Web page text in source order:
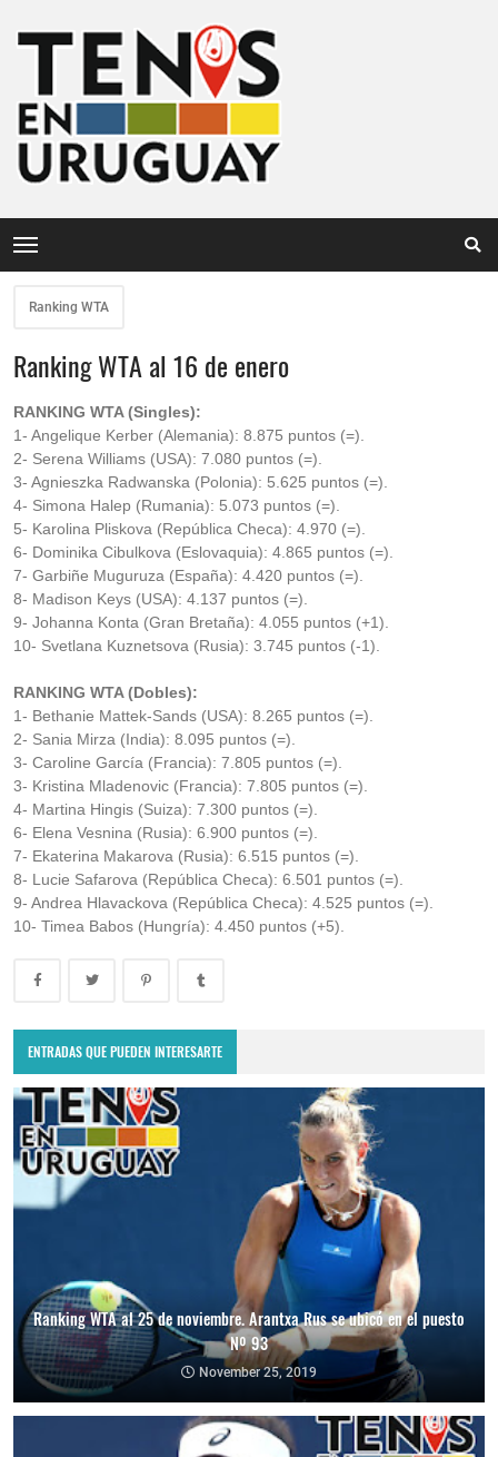
Ranking WTA
Ranking WTA al 16 de enero
RANKING WTA (Singles):
1- Angelique Kerber (Alemania): 8.875 puntos (=).
2- Serena Williams (USA): 7.080 puntos (=).
3- Agnieszka Radwanska (Polonia): 5.625 puntos (=).
4- Simona Halep (Rumania): 5.073 puntos (=).
5- Karolina Pliskova (República Checa): 4.970 (=).
6- Dominika Cibulkova (Eslovaquia): 4.865 puntos (=).
7- Garbiñe Muguruza (España): 4.420 puntos (=).
8- Madison Keys (USA): 4.137 puntos (=).
9- Johanna Konta (Gran Bretaña): 4.055 puntos (+1).
10- Svetlana Kuznetsova (Rusia): 3.745 puntos (-1).
RANKING WTA (Dobles):
1- Bethanie Mattek-Sands (USA): 8.265 puntos (=).
2- Sania Mirza (India): 8.095 puntos (=).
3- Caroline García (Francia): 7.805 puntos (=).
3- Kristina Mladenovic (Francia): 7.805 puntos (=).
4- Martina Hingis (Suiza): 7.300 puntos (=).
6- Elena Vesnina (Rusia): 6.900 puntos (=).
7- Ekaterina Makarova (Rusia): 6.515 puntos (=).
8- Lucie Safarova (República Checa): 6.501 puntos (=).
9- Andrea Hlavackova (República Checa): 4.525 puntos (=).
10- Timea Babos (Hungría): 4.450 puntos (+5).
ENTRADAS QUE PUEDEN INTERESARTE
Ranking WTA al 25 de noviembre. Arantxa Rus se ubicó en el puesto
Nº 93
November 25, 2019